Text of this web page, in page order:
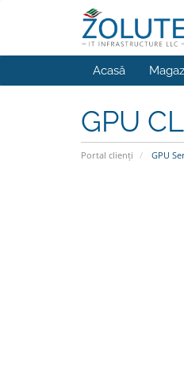
Acasă
GPU
Portal clienți GPU